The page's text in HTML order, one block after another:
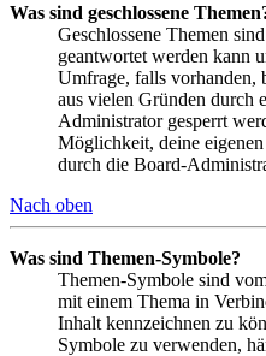
Was sind geschlossene
Geschlossene Themen
geantwortet werden kann
Umfrage, falls vorhanden,
aus vielen Gründen durch
Administrator gesperrt
Möglichkeit, deine
durch die Board-
Nach oben
Was sind Themen-Symbole?
Themen-Symbole sind
mit einem Thema in
Inhalt kennzeichnen zu
Symbole zu verwenden,